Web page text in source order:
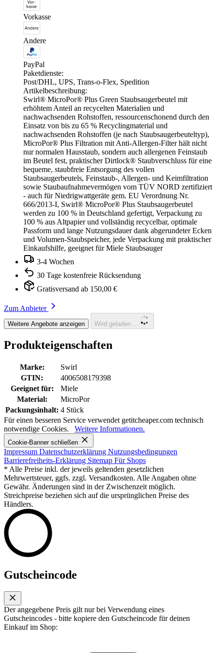
Vorkasse
Andere
PayPal
Paketdienste:
Post/DHL, UPS, Trans-o-Flex, Spedition
Artikelbeschreibung:
Swirl® MicroPor® Plus Green Staubsaugerbeutel mit
erhöhtem Anteil an recycelten Materialien und
nachwachsenden Rohstoffen, ressourcenschonend durch den
Einsatz von bis zu 65 % Recyclingmaterial und
nachwachsenden Rohstoffen (je nach Staubsaugerbeuteltyp),
MicroPor® Plus Filtration mit Anti-Allergen-Filter hält nicht
nur normalen Hausstaub, sondern auch allergenen Feinstaub
im Beutel fest, praktischer Dirtlock® Staubverschluss für eine
bequeme, staubfreie Entsorgung des vollen
Staubsaugerbeutels, Feinstaub-, Allergen- und Keimfiltration
sowie Staubaufnahmevermögen vom TÜV NORD zertifiziert
- auch für Niedrigwattgeräte gem. EU Verordnung Nr.
666/2013-I, Swirl® MicroPor® Plus Staubsaugerbeutel
werden zu 100 % in Deutschland gefertigt, Verpackung zu
100 % aus Altpapier und vollständig recycelbar, optimale
Passform und lange Nutzungsdauer dank abgerundeter Ecken
und Volumen-Staubspeicher, jede Verpackung mit praktischer
Einkaufshilfe, geeignet für Miele Staubsauger
3-4 Wochen
30 Tage kostenfreie Rücksendung
Gratisversand ab 150,00 €
Zum Anbieter
Weitere Angebote anzeigen Wird geladen...
Produkteigenschaften
Marke:
Swirl
GTIN:
4006508179398
Geeignet für:
Miele
Material:
MicroPor
Packungsinhalt: 4 Stück
Für einen besseren Service verwendet getitcheaper.com technisch
notwendige Cookies.
Weitere Informationen.
Cookie-Banner schließen
Impressum Datenschutzerklärung Nutzungsbedingungen
Barrierefreiheits-Erklärung Sitemap Für Shops
* Alle Preise inkl. der jeweils geltenden gesetzlichen
Mehrwertsteuer, ggfs. zzgl. Versandkosten. Alle Angaben ohne
Gewähr. Änderungen sind in der Zwischenzeit möglich.
Streichpreise beziehen sich auf die ursprünglichen Preise des
Händlers.
Gutscheincode
Der angegebene Preis gilt nur bei Verwendung eines
Gutscheincodes - bitte kopiere den Gutscheincode für deinen
Einkauf im Shop: